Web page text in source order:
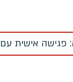
פגישה אישית